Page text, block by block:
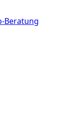
Beratung